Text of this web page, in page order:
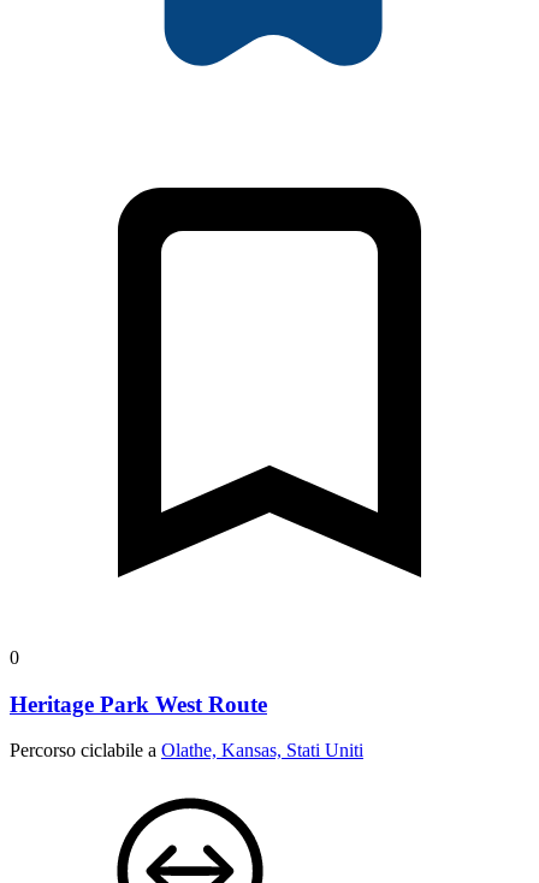
0
Heritage Park West Route
Percorso ciclabile a Olathe, Kansas, Stati Uniti